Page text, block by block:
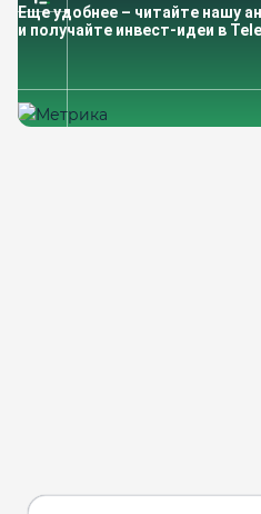
Еще удобнее – читайте нашу
и получайте инвест-идеи в